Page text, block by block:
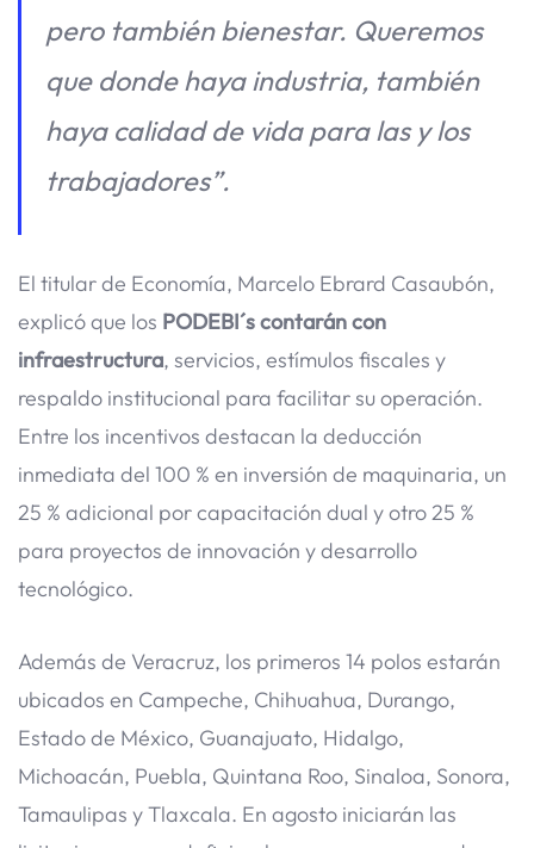
pero también bienestar. Queremos
que donde haya industria, también
haya calidad de vida para las y los
trabajadores”.
El titular de Economía, Marcelo Ebrard Casaubón,
explicó que los PODEBI´s contarán con
infraestructura, servicios, estímulos fiscales y
respaldo institucional para facilitar su operación.
Entre los incentivos destacan la deducción
inmediata del 100 % en inversión de maquinaria, un
25 % adicional por capacitación dual y otro 25 %
para proyectos de innovación y desarrollo
tecnológico.
Además de Veracruz, los primeros 14 polos estarán
ubicados en Campeche, Chihuahua, Durango,
Estado de México, Guanajuato, Hidalgo,
Michoacán, Puebla, Quintana Roo, Sinaloa, Sonora,
Tamaulipas y Tlaxcala. En agosto iniciarán las